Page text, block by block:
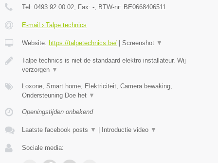
Tel: 0493 92 00 02 , Fax: - , BTW-nr: BE0668406511
E-mail › Talpe technics
Website: https://talpetechnics.be/ | Screenshot ▼
Talpe technics is niet de standaard elektro installateur. Wij
verzorgen ▼
Loxone, Smart home, Elektriciteit, Camera bewaking,
Ondersteuning Doe het ▼
Openingstijden onbekend
Laatste facebook posts ▼ | Introductie video ▼
Sociale media: